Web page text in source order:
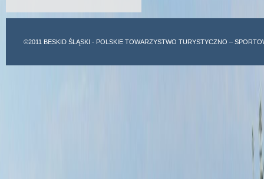
©2011 BESKID ŚLĄSKI - POLSKIE TOWARZYSTWO TURYSTYCZNO –